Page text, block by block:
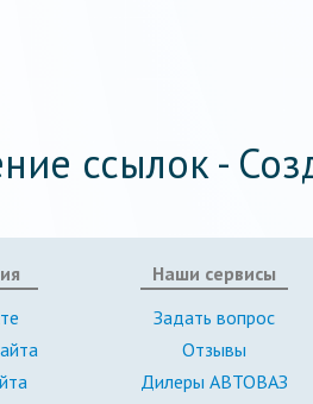
ссылок -
Наши сервисы
Задать вопрос
Отзывы
Дилеры АВТОВАЗ